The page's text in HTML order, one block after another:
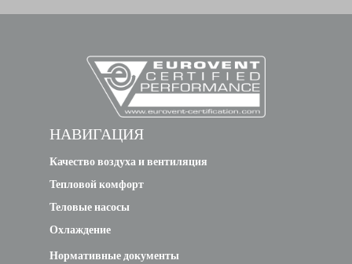
(7693017)
deleted
70 48
PAC-C
COLONNE
16 MR/H
(7693016)
НАВИГАЦИЯ
Качество воздуха и вентиляция
Тепловой комфорт
Теловые насосы
Охлаждение
Нормативные документы